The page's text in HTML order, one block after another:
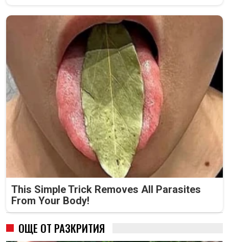
This Simple Trick Removes All Parasites
From Your Body!
ОЩЕ ОТ РАЗКРИТИЯ